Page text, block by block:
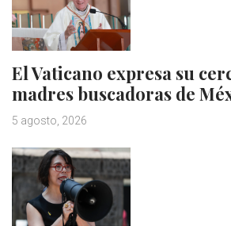
El Vaticano expresa su
madres buscadoras de
5 agosto, 2026